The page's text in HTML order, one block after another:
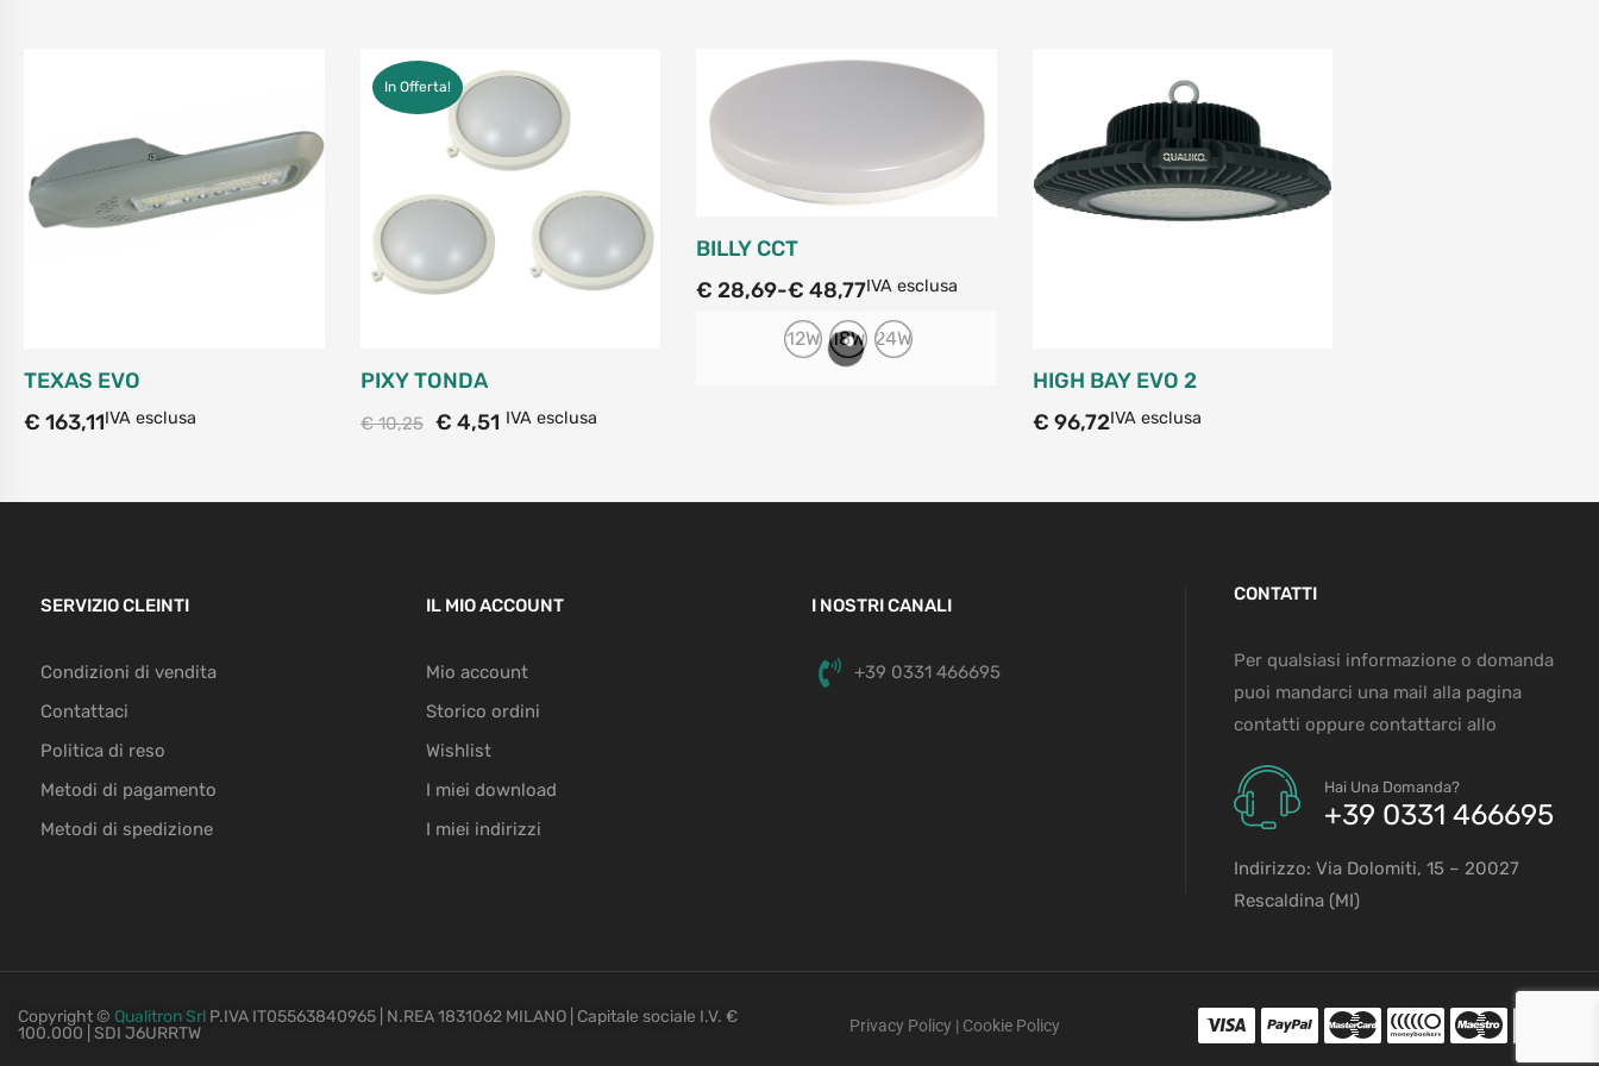
TEXAS EVO
€ 163,11IVA esclusa
In Offerta!
PIXY TONDA
€10,25 € 4,51 IVA esclusa
BILLY CCT
€ 28,69-€ 48,77IVA esclusa
12W 18W 24W
HIGH BAY EVO 2
€ 96,72IVA esclusa
SERVIZIO CLEINTI
Condizioni di vendita
Contattaci
Politica di reso
Metodi di pagamento
Metodi di spedizione
IL MIO ACCOUNT
Mio account
Storico ordini
Wishlist
I miei download
I miei indirizzi
I NOSTRI CANALI
+39 0331 466695
CONTATTI
Per qualsiasi informazione o domanda
puoi mandarci una mail alla pagina
contatti oppure contattarci allo
Hai Una Domanda?
+39 0331 466695
Indirizzo: Via Dolomiti, 15 – 20027
Rescaldina (MI)
Copyright © Qualitron Srl P.IVA IT05563840965 | N.REA 1831062 MILANO | Capitale sociale I.V. €
100.000 | SDI J6URRTW
Privacy Policy | Cookie Policy